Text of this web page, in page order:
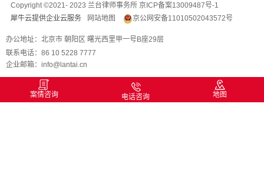
Copyright ©2021- 2023 兰台律师事务所 京ICP备案13009487号-1
犀牛云提供企业云服务
网站地图 京公网安备11010502043572号
办公地址：北京市 朝阳区 曙光西里甲一号B座29层
联系电话：86 10 5228 7777
企业邮箱：info@lantai.cn
案情咨询 电话咨询 地图